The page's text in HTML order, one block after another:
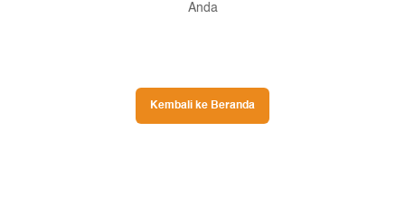
Anda
Kembali ke Beranda